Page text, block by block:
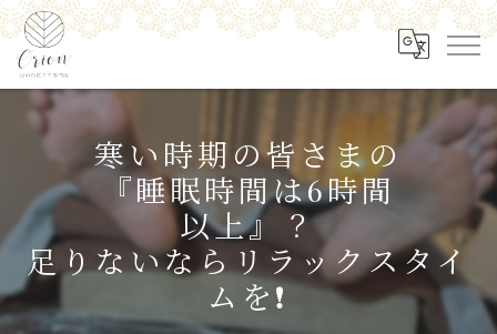
寒い時期の皆さまの
『睡眠時間は6時間
以上』？
足りないならリラックスタイ
ムを❗️